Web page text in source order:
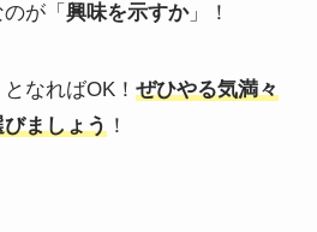
が「 興味を示すか」！
なればOK！ ぜひやる気満々
ましょう！